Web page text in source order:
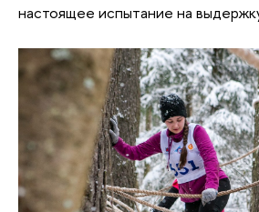
настоящее испытание на